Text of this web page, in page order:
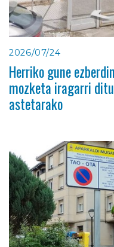
2026/07/24
Herriko gune
mozketa iragarri
astetarako